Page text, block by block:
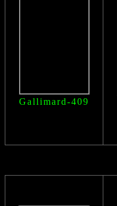
Gallimard-409